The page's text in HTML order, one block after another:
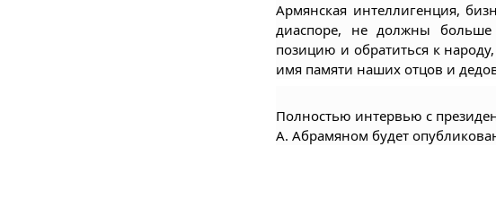
Армянская интеллигенция,
диаспоре, не должны
позицию и обратиться к
имя памяти наших отцов и
Полностью интервью с
А. Абрамяном будет